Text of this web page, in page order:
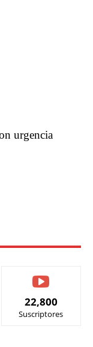
urgencia
22,800
Suscriptores